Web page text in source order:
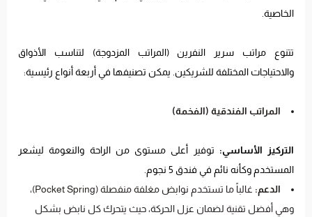
الخاصية.
تتنوع مراتب سرير النفرين (المراتب المزدوجة) لتناسب الأذواق
والاحتياجات المختلفة للشريكين. يمكن تصنيفها في أربعة أنواع رئيسية:
المراتب الفندقية (الفخمة)
التركيز الأساسي: توفير أعلى مستوى من الراحة والنعومة ليشعر
المستخدم وكأنه نائم في فندق 5 نجوم.
الدعم:
غالباً ما تستخدم نوابض مغلفة منفصلة (Pocket Spring)،
وهي أفضل تقنية لضمان عزل الحركة، حيث يتحرك كل نابض بشكل